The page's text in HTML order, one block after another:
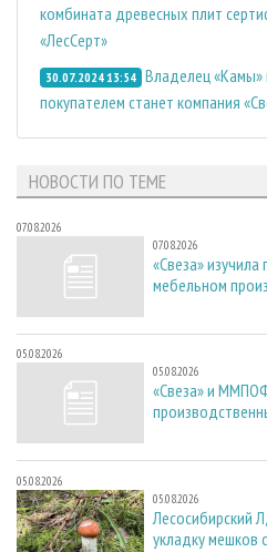
комбината древесных плит
«ЛесСерт»
30.07.2024 13:54 Владелец
покупателем станет компания
НОВОСТИ ПО ТЕМЕ
07.08.2026
07.08.2026
«Свеза»
мебельном
05.08.2026
05.08.2026
«Свеза» и
05.08.2026
05.08.2026
Лесосибирский
укладку мешков